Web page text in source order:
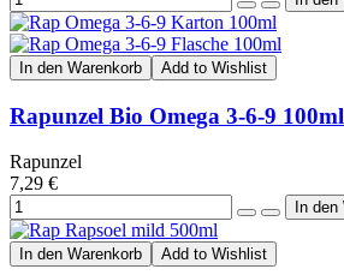
In den Warenkorb Add to Wishlist
Rapunzel Bio Omega 3-6-9 100ml
Rapunzel
7,29 €
In den Warenkorb Add to Wishlist